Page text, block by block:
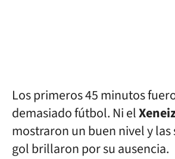
Los primeros 45 minutos
demasiado fútbol. Ni el
mostraron un buen nivel y las
gol brillaron por su ausencia.